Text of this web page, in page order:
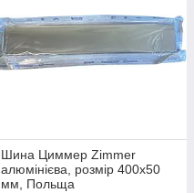
Шина Циммер Zimmer
алюмінієва, розмір 400х50
мм, Польща